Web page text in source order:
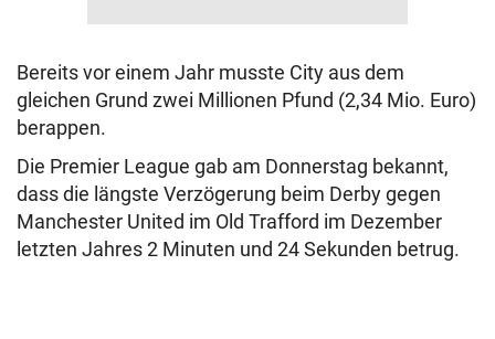
Bereits vor einem Jahr musste City aus dem
gleichen Grund zwei Millionen Pfund (2,34 Mio. Euro)
berappen.
Die Premier League gab am Donnerstag bekannt,
dass die längste Verzögerung beim Derby gegen
Manchester United im Old Trafford im Dezember
letzten Jahres 2 Minuten und 24 Sekunden betrug.